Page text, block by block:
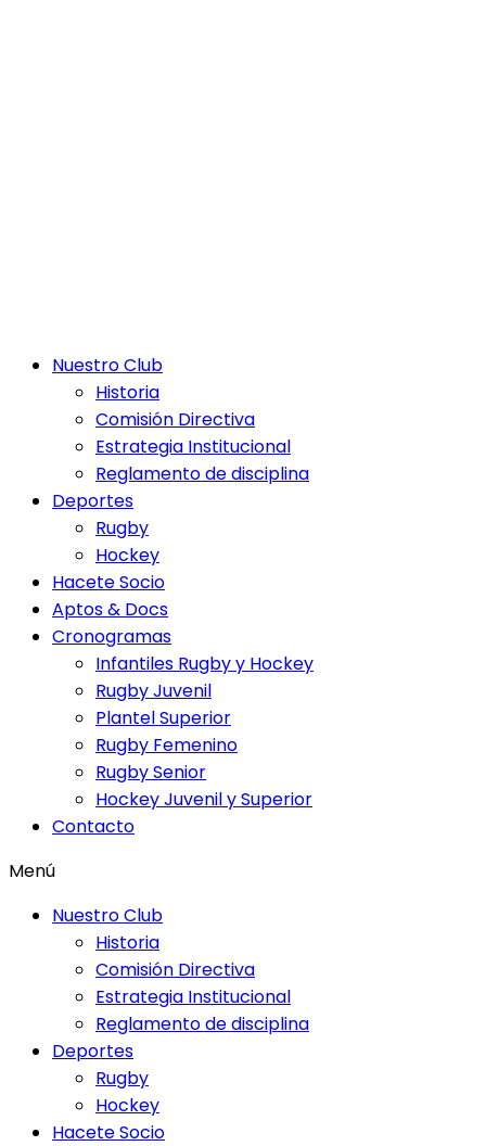
Nuestro Club
Historia
Comisión Directiva
Estrategia Institucional
Reglamento de disciplina
Deportes
Rugby
Hockey
Hacete Socio
Aptos & Docs
Cronogramas
Infantiles Rugby y Hockey
Rugby Juvenil
Plantel Superior
Rugby Femenino
Rugby Senior
Hockey Juvenil y Superior
Contacto
Menú
Nuestro Club
Historia
Comisión Directiva
Estrategia Institucional
Reglamento de disciplina
Deportes
Rugby
Hockey
Hacete Socio